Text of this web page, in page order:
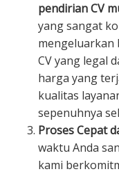
pendirian CV
yang sangat
mengeluarkan
CV yang legal
harga yang
kualitas
sepenuhnya
Proses Cepat
waktu Anda
kami